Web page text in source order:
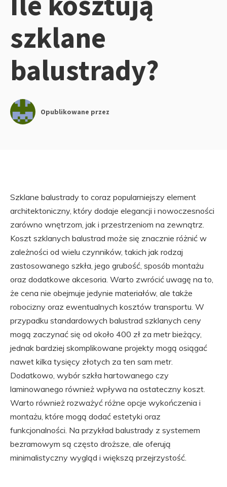
szklane
balustrady?
Opublikowane przez
Szklane balustrady to coraz popularniejszy element
architektoniczny, który dodaje elegancji i nowoczesności
zarówno wnętrzom, jak i przestrzeniom na zewnątrz.
Koszt szklanych balustrad może się znacznie różnić w
zależności od wielu czynników, takich jak rodzaj
zastosowanego szkła, jego grubość, sposób montażu
oraz dodatkowe akcesoria. Warto zwrócić uwagę na to,
że cena nie obejmuje jedynie materiałów, ale także
robocizny oraz ewentualnych kosztów transportu. W
przypadku standardowych balustrad szklanych ceny
mogą zaczynać się od około 400 zł za metr bieżący,
jednak bardziej skomplikowane projekty mogą osiągać
nawet kilka tysięcy złotych za ten sam metr.
Dodatkowo, wybór szkła hartowanego czy
laminowanego również wpływa na ostateczny koszt.
Warto również rozważyć różne opcje wykończenia i
montażu, które mogą dodać estetyki oraz
funkcjonalności. Na przykład balustrady z systemem
bezramowym są często droższe, ale oferują
minimalistyczny wygląd i większą przejrzystość.